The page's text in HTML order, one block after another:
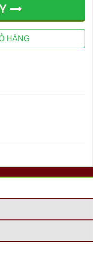
HÀNG